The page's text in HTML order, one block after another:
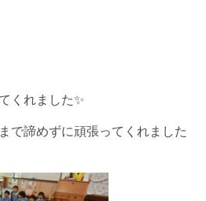
くれました✨
で諦めずに頑張ってくれました